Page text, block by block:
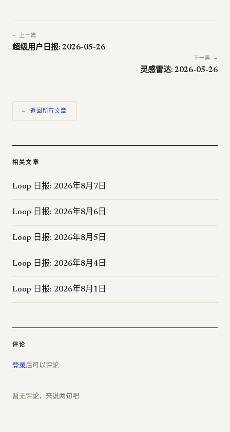
← 上一篇
超级用户日报: 2026-05-26
下一篇 →
灵感雷达: 2026-05-26
← 返回所有文章
相关文章
Loop 日报: 2026年8月7日
Loop 日报: 2026年8月6日
Loop 日报: 2026年8月5日
Loop 日报: 2026年8月4日
Loop 日报: 2026年8月1日
评论
登录后可以评论
暂无评论，来说两句吧